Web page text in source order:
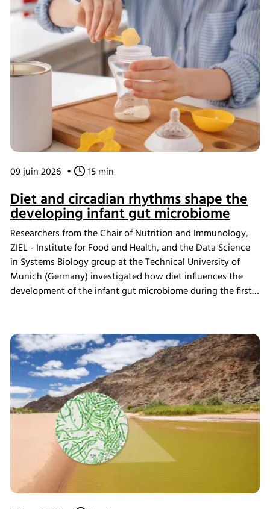
integrated tangential flow filtration (TFF) and eve
bioprocess software, providing practical insights for
continuous bioprocess development and N-1 seed train
applications.
09 juin 2026 • 15 min
Diet and circadian rhythms shape the
developing infant gut microbiome
Researchers from the Chair of Nutrition and Immunology,
ZIEL - Institute for Food and Health, and the Data Science
in Systems Biology group at the Technical University of
Munich (Germany) investigated how diet influences the
development of the infant gut microbiome during the first
metabolite profiles and the development of bacterial
circadian rhythms. Using the INFORS HT Multifors 2
bioreactor as an ex vivo gut chemostat model, the team
confirmed that rhythmic behavior in dominant gut bacteria
can be maintained under controlled laboratory conditions,
providing new insights into the relationship between
nutrition, microbiome development, and circadian biology.